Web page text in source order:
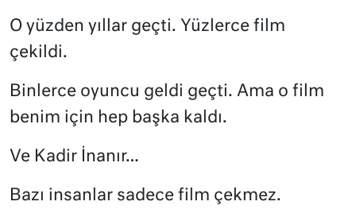
O yüzden yıllar geçti. Yüzlerce film
çekildi.
Binlerce oyuncu geldi geçti. Ama o film
benim için hep başka kaldı.
Ve Kadir İnanır…
Bazı insanlar sadece film çekmez.